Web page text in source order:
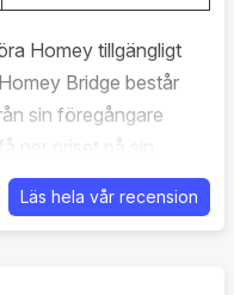
Homey tillgängligt
Bridge består
sin föregångare
ner priset på sin
marknad. Ett bra
användaren.
Läs hela vår recension